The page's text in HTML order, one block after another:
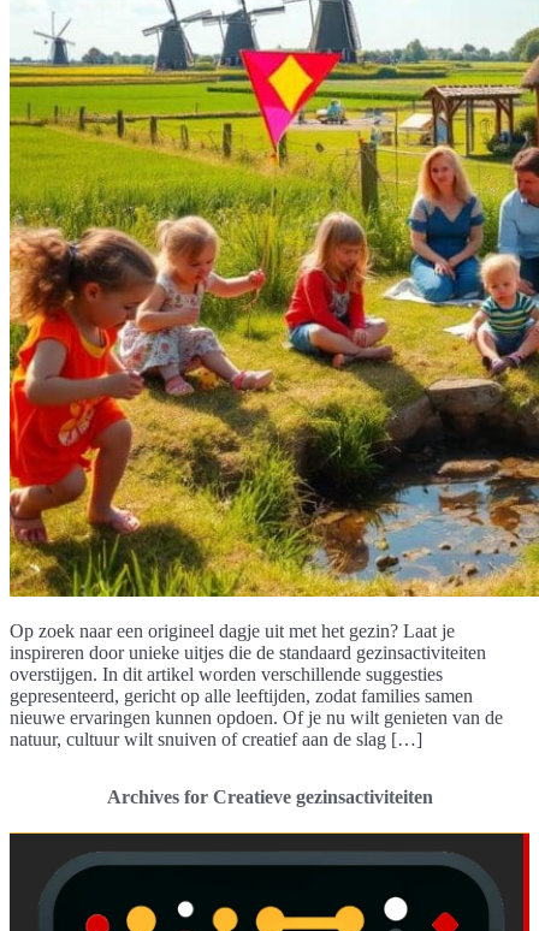
Op zoek naar een origineel dagje uit met het gezin? Laat je
inspireren door unieke uitjes die de standaard gezinsactiviteiten
overstijgen. In dit artikel worden verschillende suggesties
gepresenteerd, gericht op alle leeftijden, zodat families samen
nieuwe ervaringen kunnen opdoen. Of je nu wilt genieten van de
natuur, cultuur wilt snuiven of creatief aan de slag […]
Archives for Creatieve gezinsactiviteiten